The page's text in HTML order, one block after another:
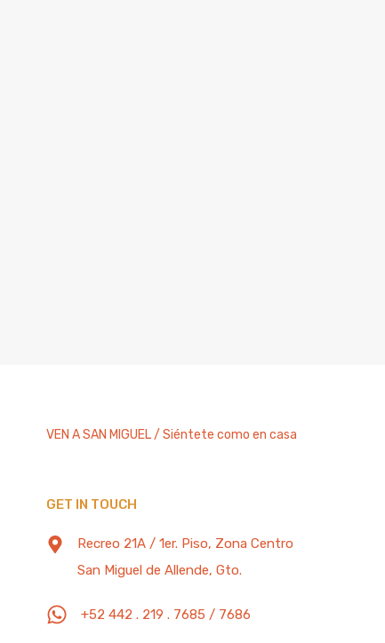
VEN A SAN MIGUEL / Siéntete como en casa
GET IN TOUCH
Recreo 21A / 1er. Piso, Zona Centro
San Miguel de Allende, Gto.
+52 442 . 219 . 7685 / 7686